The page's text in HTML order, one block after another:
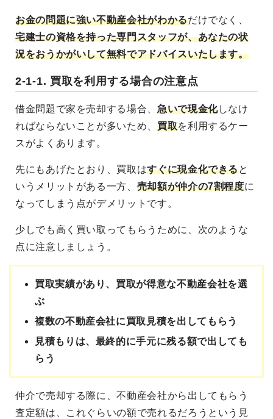
お金の問題に強い不動産会社がわかるだけでなく、
宅建士の資格を持った専門スタッフが、あなたの状
況をおうかがいして無料でアドバイスいたします。
2-1-1. 買取を利用する場合の注意点
借金問題で家を売却する場合、 急いで現金化しなけ
ればならないことが多いため、 買取を利用するケー
スがよくあります。
先にもあげたとおり、買取はすぐに現金化できると
いうメリットがある一方、 売却額が仲介の7割程度に
なってしまう点がデメリットです。
少しでも高く買い取ってもらうために、次のような
点に注意しましょう。
買取実績があり、買取が得意な不動産会社を選
ぶ
複数の不動産会社に買取見積を出してもらう
見積もりは、最終的に手元に残る額で出しても
らう
仲介で売却する際に、不動産会社から出してもらう
査定額は、これぐらいの額で売れるだろうという見